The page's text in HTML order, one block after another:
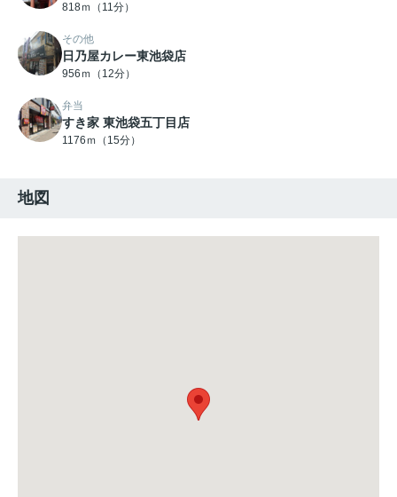
818ｍ（11分）
その他
日乃屋カレー東池袋店
956ｍ（12分）
弁当
すき家 東池袋五丁目店
1176ｍ（15分）
地図